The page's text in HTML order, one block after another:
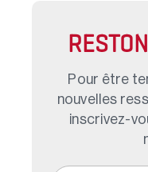
Pour être
nouvelles
inscrivez-